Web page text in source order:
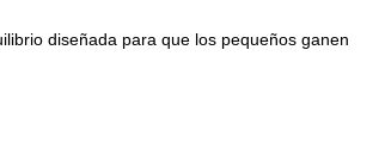
diseñada para que los pequeños ganen